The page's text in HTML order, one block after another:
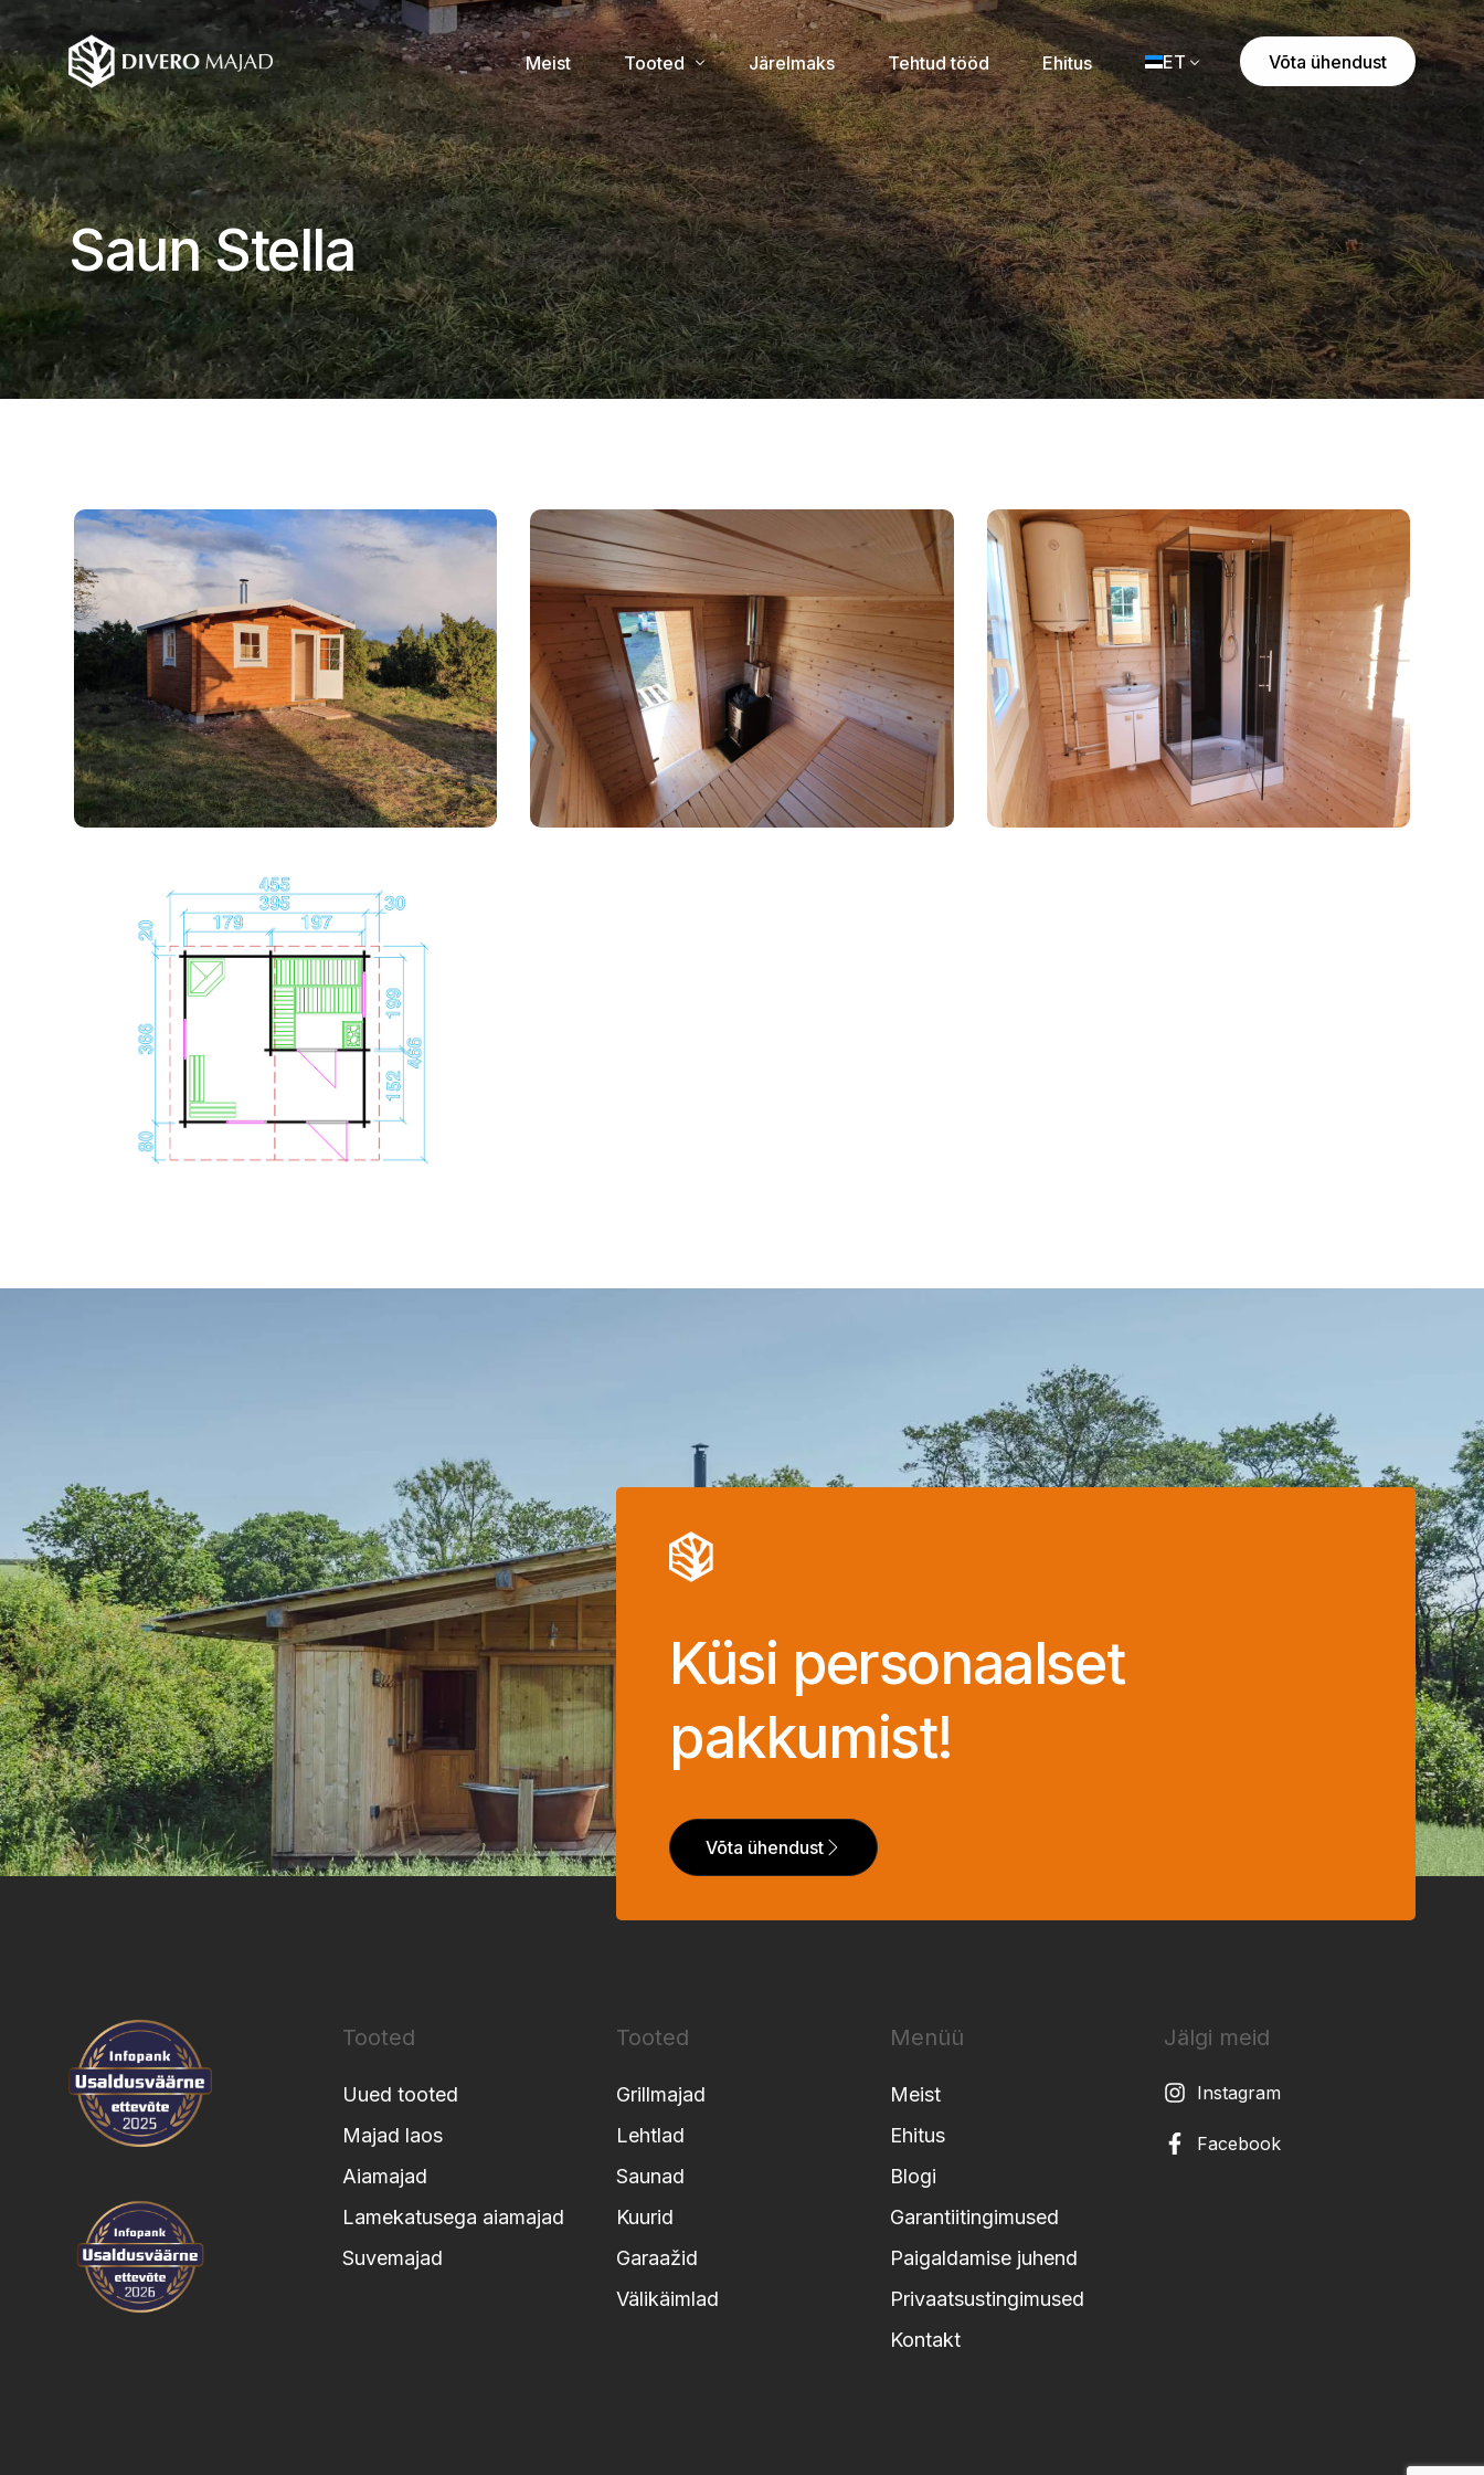
Meist Tooted
Uued tooted
Majad laos
Aiamajad
Lamekatusega aiamajad
Suvemajad
Grillmajad
Garaazid
Välikäimlad
Järelmaks Tehtud tööd Ehitus ET
EN
ET
Võta ühendust
Saun Stella
Küsi personaalset
pakkumist!
Võta ühendust
Tooted
Uued tooted
Majad laos
Aiamajad
Lamekatusega aiamajad
Suvemajad
Tooted
Grillmajad
Lehtlad
Saunad
Kuurid
Garaažid
Välikäimlad
Menüü
Meist
Ehitus
Blogi
Garantiitingimused
Paigaldamise juhend
Privaatsustingimused
Kontakt
Jälgi meid
Instagram
Facebook